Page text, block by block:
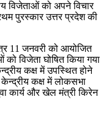
विजेताओं को अपने विचार
पुरस्कार उत्तर प्रदेश की
11 जनवरी को आयोजित
विजेता घोषित किया गया
कक्ष में उपस्थित होने
कक्ष में लोकसभा
कार्य और खेल मंत्री किरेन